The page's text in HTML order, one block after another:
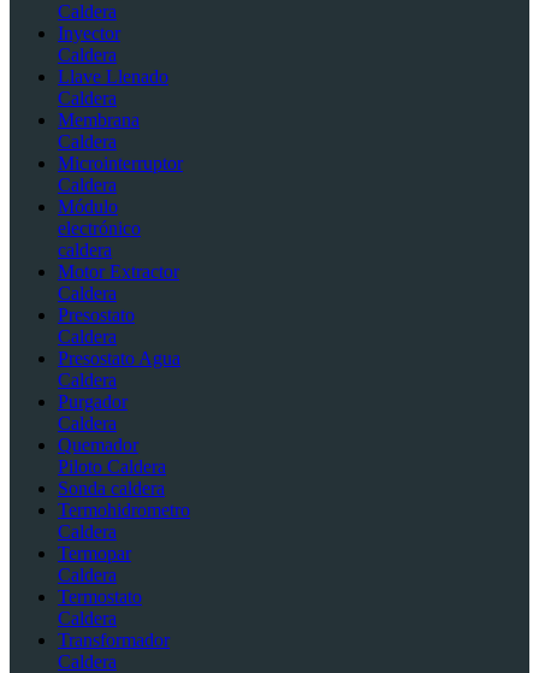
Caldera
Inyector
Caldera
Llave Llenado
Caldera
Membrana
Caldera
Microinterruptor
Caldera
Módulo
electrónico
caldera
Motor Extractor
Caldera
Presostato
Caldera
Presostato Agua
Caldera
Purgador
Caldera
Quemador
Piloto Caldera
Sonda caldera
Termohidrometro
Caldera
Termopar
Caldera
Termostato
Caldera
Transformador
Caldera